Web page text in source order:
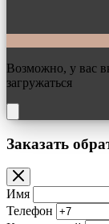
Возможно, у вас
загружаться
Заказать
Имя
Телефон